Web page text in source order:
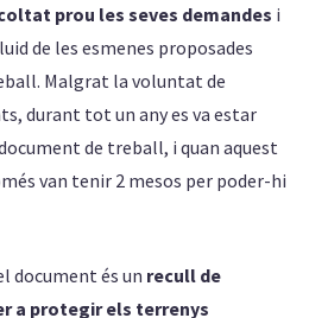
prou les seves demandes i
de les esmenes proposades
Malgrat la voluntat de
durant tot un any es va estar
de treball, i quan aquest
van tenir 2 mesos per poder-hi
document és un recull de
a protegir els terrenys